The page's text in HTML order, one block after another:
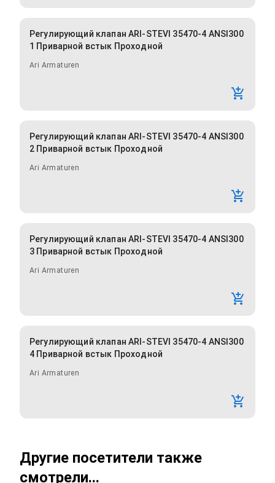
Регулирующий клапан ARI-STEVI 35470-4 ANSI300
1 Приварной встык Проходной
Ari Armaturen
Регулирующий клапан ARI-STEVI 35470-4 ANSI300
2 Приварной встык Проходной
Ari Armaturen
Регулирующий клапан ARI-STEVI 35470-4 ANSI300
3 Приварной встык Проходной
Ari Armaturen
Регулирующий клапан ARI-STEVI 35470-4 ANSI300
4 Приварной встык Проходной
Ari Armaturen
Другие посетители также
смотрели...